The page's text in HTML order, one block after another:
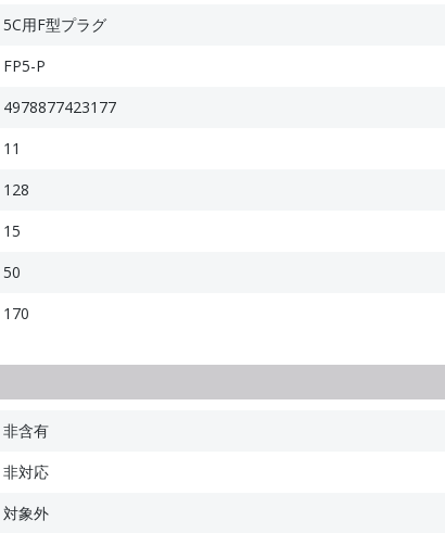
5C用F型プラグ
FP5-P
4978877423177
11
128
15
50
170
非含有
非対応
対象外